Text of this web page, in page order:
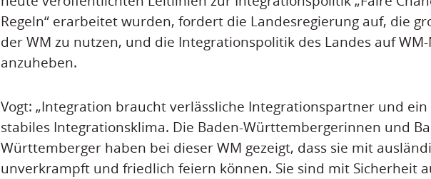
Regeln“ erarbeitet wurden, fordert die Landesregierung auf, die
der WM zu nutzen, und die Integrationspolitik des Landes auf WM-
anzuheben.
Vogt: „Integration braucht verlässliche Integrationspartner und ein
stabiles Integrationsklima. Die Baden-Württembergerinnen und
Württemberger haben bei dieser WM gezeigt, dass sie mit
unverkrampft und friedlich feiern können. Sie sind mit Sicherheit